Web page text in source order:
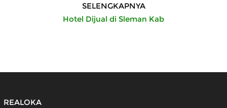
SELENGKAPNYA
Hotel Dijual di Sleman Kab
REALOKA